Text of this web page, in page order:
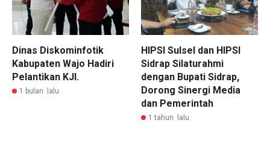
Dinas Diskominfotik
Kabupaten Wajo Hadiri
Pelantikan KJI.
1 bulan lalu
HIPSI Sulsel dan HIPSI
Sidrap Silaturahmi
dengan Bupati Sidrap,
Dorong Sinergi Media
dan Pemerintah
1 tahun lalu